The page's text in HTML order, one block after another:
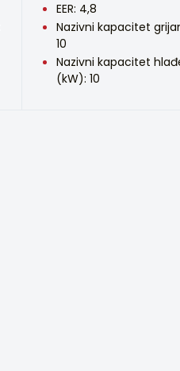
EER: 4,8
Nazivni kapacitet
10
Nazivni kapacitet
(kW): 10